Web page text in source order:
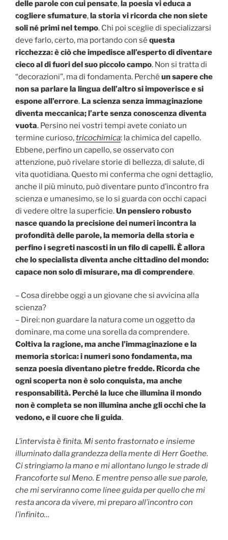
delle parole con cui pensate,la poesia vi educa a
cogliere sfumature,la storia vi ricorda che non siete
soli né primi nel tempo. Chi poi sceglie di specializzarsi
deve farlo, certo, ma portando con sé questa
ricchezza: è ciò che impedisce all’esperto di diventare
cieco al di fuori del suo piccolo campo. Non si tratta di
“decorazioni”, ma di fondamenta. Perché un sapere che
non sa parlare la lingua dell’altro si impoverisce e si
espone all’errore. La scienza senza immaginazione
diventa meccanica; l’arte senza conoscenza diventa
vuota. Persino nei vostri tempi avete coniato un
termine curioso,tricochimica: la chimica del capello.
Ebbene, perfino un capello, se osservato con
attenzione, può rivelare storie di bellezza, di salute, di
vita quotidiana. Questo mi conferma che ogni dettaglio,
anche il più minuto, può diventare punto d’incontro fra
scienza e umanesimo, se lo si guarda con occhi capaci
di vedere oltre la superficie.Un pensiero robusto
nasce quando la precisione dei numeri incontra la
profondità delle parole, la memoria della storia e
perfino i segreti nascosti in un filo di capelli. È allora
che lo specialista diventa anche cittadino del mondo:
capace non solo di misurare, ma di comprendere.
– Cosa direbbe oggi a un giovane che si avvicina alla
scienza?
– Direi: non guardare la natura come un oggetto da
dominare, ma come una sorella da comprendere.
Coltiva la ragione, ma anche l’immaginazione e la
memoria storica: i numeri sono fondamenta, ma
senza poesia diventano pietre fredde. Ricorda che
ogni scoperta non è solo conquista, ma anche
responsabilità. Perché la luce che illumina il mondo
non è completa se non illumina anche gli occhi che la
vedono, e il cuore che li guida.
L’intervista è finita. Mi sento frastornato e insieme
illuminato dalla grandezza della mente di Herr Goethe.
Ci stringiamo la mano e mi allontano lungo le strade di
Francoforte sul Meno. E mentre penso alle sue parole,
che mi serviranno come linee guida per quello che mi
resta ancora da vivere, mi preparo all’incontro con
l’infinito…